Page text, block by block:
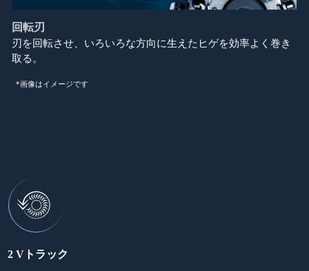
回転刃
刃を回転させ、いろいろな方向に生えたヒゲを効率よく巻き
取る。
*画像はイメージです
2 Vトラック